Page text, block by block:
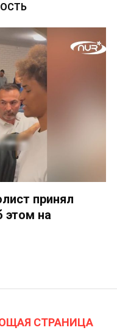
принял
этом на
СТРАНИЦА